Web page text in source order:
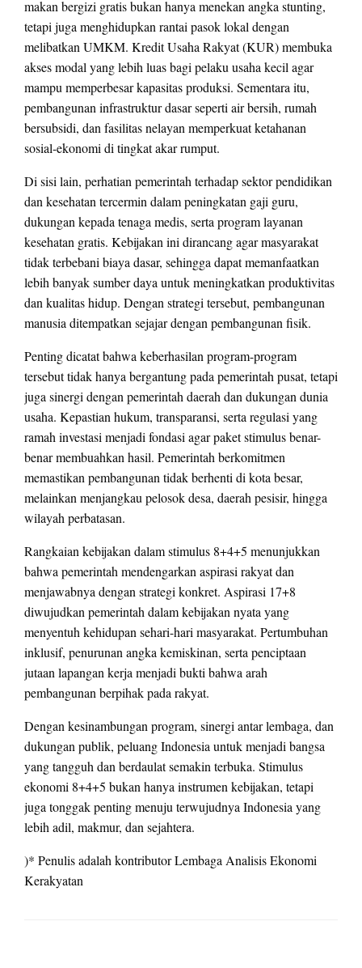
makan bergizi gratis bukan hanya menekan angka stunting,
tetapi juga menghidupkan rantai pasok lokal dengan
melibatkan UMKM. Kredit Usaha Rakyat (KUR) membuka
akses modal yang lebih luas bagi pelaku usaha kecil agar
mampu memperbesar kapasitas produksi. Sementara itu,
pembangunan infrastruktur dasar seperti air bersih, rumah
bersubsidi, dan fasilitas nelayan memperkuat ketahanan
sosial-ekonomi di tingkat akar rumput.
Di sisi lain, perhatian pemerintah terhadap sektor pendidikan
dan kesehatan tercermin dalam peningkatan gaji guru,
dukungan kepada tenaga medis, serta program layanan
kesehatan gratis. Kebijakan ini dirancang agar masyarakat
tidak terbebani biaya dasar, sehingga dapat memanfaatkan
lebih banyak sumber daya untuk meningkatkan produktivitas
dan kualitas hidup. Dengan strategi tersebut, pembangunan
manusia ditempatkan sejajar dengan pembangunan fisik.
Penting dicatat bahwa keberhasilan program-program
tersebut tidak hanya bergantung pada pemerintah pusat, tetapi
juga sinergi dengan pemerintah daerah dan dukungan dunia
usaha. Kepastian hukum, transparansi, serta regulasi yang
ramah investasi menjadi fondasi agar paket stimulus benar-
benar membuahkan hasil. Pemerintah berkomitmen
memastikan pembangunan tidak berhenti di kota besar,
melainkan menjangkau pelosok desa, daerah pesisir, hingga
wilayah perbatasan.
Rangkaian kebijakan dalam stimulus 8+4+5 menunjukkan
bahwa pemerintah mendengarkan aspirasi rakyat dan
menjawabnya dengan strategi konkret. Aspirasi 17+8
diwujudkan pemerintah dalam kebijakan nyata yang
menyentuh kehidupan sehari-hari masyarakat. Pertumbuhan
inklusif, penurunan angka kemiskinan, serta penciptaan
jutaan lapangan kerja menjadi bukti bahwa arah
pembangunan berpihak pada rakyat.
Dengan kesinambungan program, sinergi antar lembaga, dan
dukungan publik, peluang Indonesia untuk menjadi bangsa
yang tangguh dan berdaulat semakin terbuka. Stimulus
ekonomi 8+4+5 bukan hanya instrumen kebijakan, tetapi
juga tonggak penting menuju terwujudnya Indonesia yang
lebih adil, makmur, dan sejahtera.
)* Penulis adalah kontributor Lembaga Analisis Ekonomi
Kerakyatan